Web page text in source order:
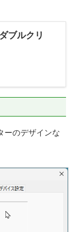
ブルクリ
ーのデザインな